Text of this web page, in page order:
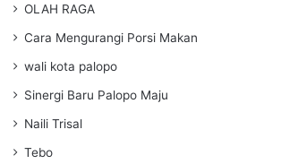
OLAH RAGA
Cara Mengurangi Porsi Makan
wali kota palopo
Sinergi Baru Palopo Maju
Naili Trisal
Tebo